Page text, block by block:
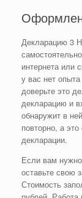
Декларацию 3
интернета или
у вас нет
доверьте это
декларацию и
обнаружит в
повторно, а
декларации.
Если вам
оставьте свою
Стоимость